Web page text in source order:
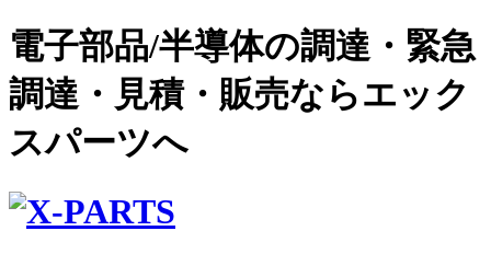
電子部品/半導体の調達・緊急
調達・見積・販売ならエック
スパーツへ